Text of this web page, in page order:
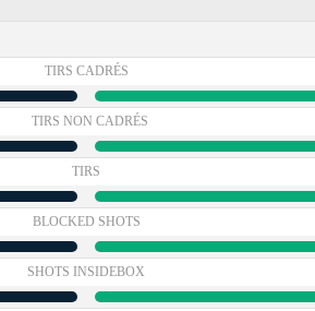
TIRS CADRÉS
TIRS NON CADRÉS
TIRS
BLOCKED SHOTS
SHOTS INSIDEBOX